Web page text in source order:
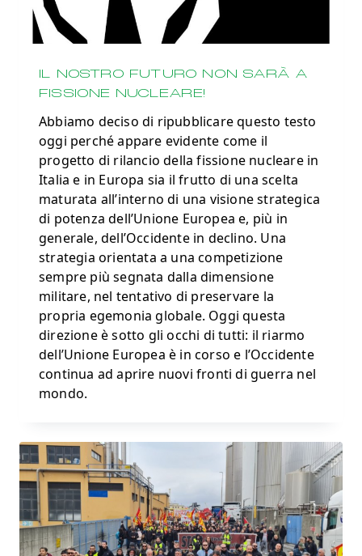
IL NOSTRO FUTURO NON SARÀ A
FISSIONE NUCLEARE!
Abbiamo deciso di ripubblicare questo testo
oggi perché appare evidente come il
progetto di rilancio della fissione nucleare in
Italia e in Europa sia il frutto di una scelta
maturata all’interno di una visione strategica
di potenza dell’Unione Europea e, più in
generale, dell’Occidente in declino. Una
strategia orientata a una competizione
sempre più segnata dalla dimensione
militare, nel tentativo di preservare la
propria egemonia globale. Oggi questa
direzione è sotto gli occhi di tutti: il riarmo
dell’Unione Europea è in corso e l’Occidente
continua ad aprire nuovi fronti di guerra nel
mondo.